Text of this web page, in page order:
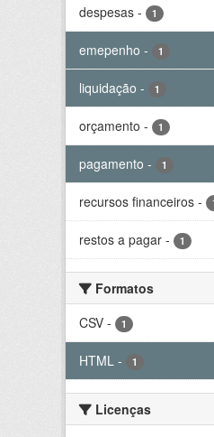
despesas - 1
emepenho - 1
liquidação - 1
orçamento - 1
pagamento - 1
recursos financeiros -
restos a pagar - 1
Formatos
CSV - 1
HTML - 1
Licenças